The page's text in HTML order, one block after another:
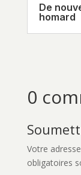
De
homard
0
Votre
obligatoires